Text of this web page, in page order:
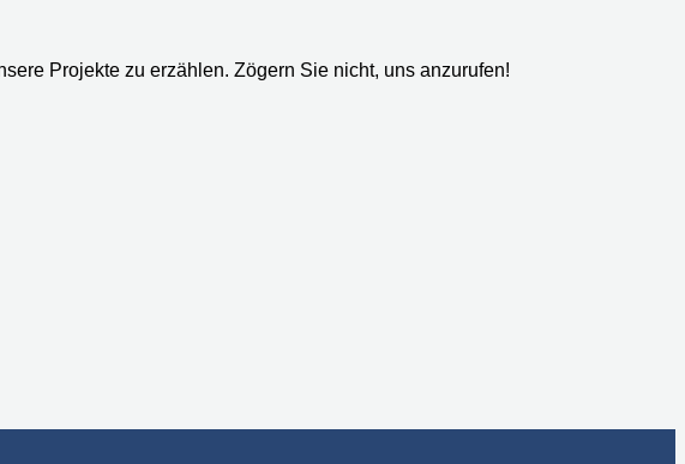
Projekte zu erzählen. Zögern Sie nicht, uns anzurufen!